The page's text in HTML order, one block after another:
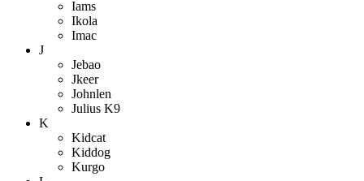
Iams
Ikola
Imac
J
Jebao
Jkeer
Johnlen
Julius K9
K
Kidcat
Kiddog
Kurgo